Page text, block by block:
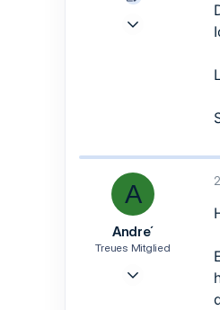
A
Andre´
Treues Mitglied